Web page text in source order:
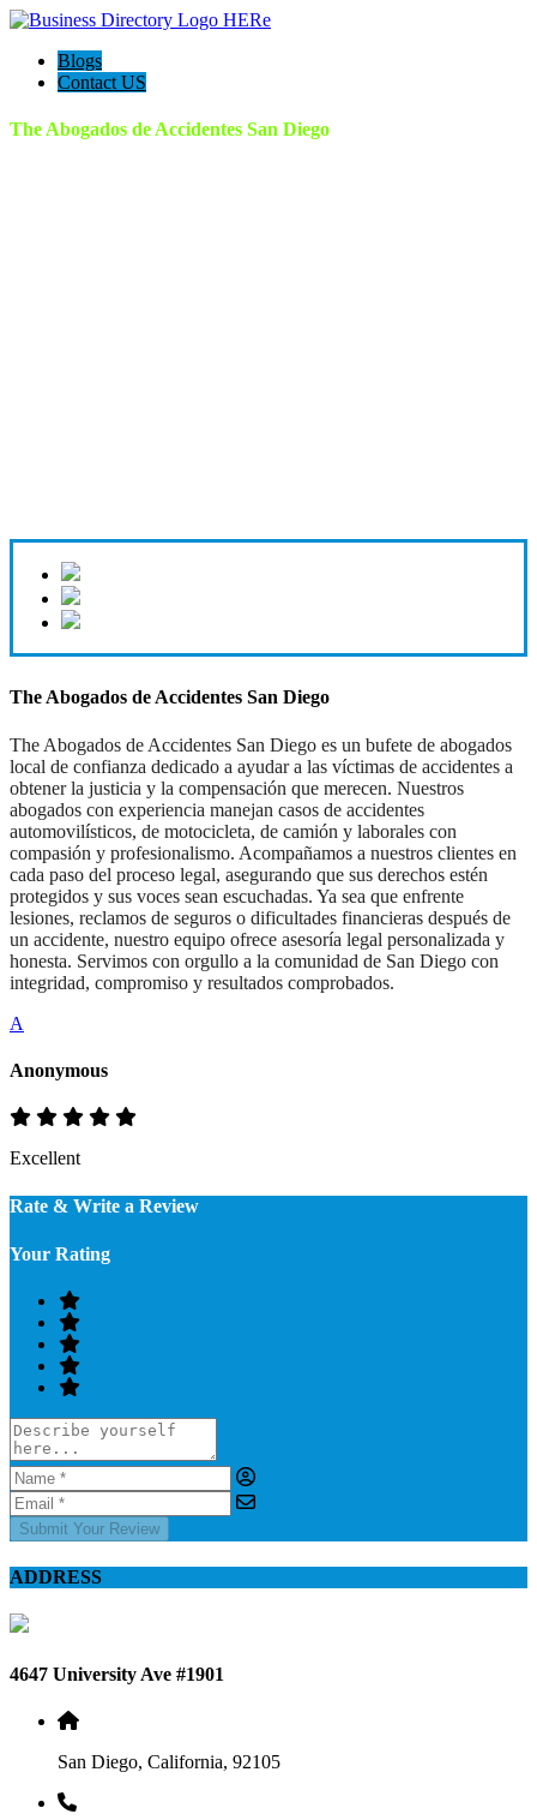
Blogs
Contact US
The Abogados de Accidentes San Diego
The Abogados de Accidentes San Diego
The Abogados de Accidentes San Diego es un bufete de abogados
local de confianza dedicado a ayudar a las víctimas de accidentes a
obtener la justicia y la compensación que merecen. Nuestros
abogados con experiencia manejan casos de accidentes
automovilísticos, de motocicleta, de camión y laborales con
compasión y profesionalismo. Acompañamos a nuestros clientes en
cada paso del proceso legal, asegurando que sus derechos estén
protegidos y sus voces sean escuchadas. Ya sea que enfrente
lesiones, reclamos de seguros o dificultades financieras después de
un accidente, nuestro equipo ofrece asesoría legal personalizada y
honesta. Servimos con orgullo a la comunidad de San Diego con
integridad, compromiso y resultados comprobados.
A
Anonymous
Excellent
Rate & Write a Review
Your Rating
Submit Your Review
ADDRESS
4647 University Ave #1901
San Diego, California, 92105